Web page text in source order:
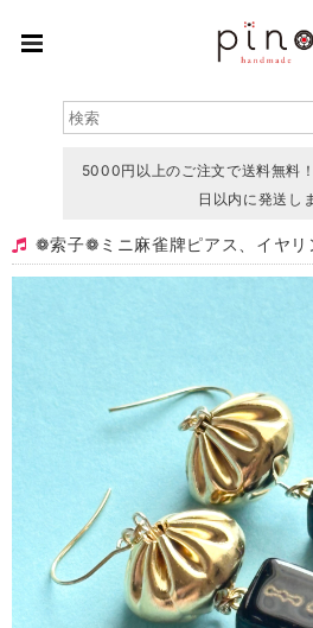
5000円以上のご注文で送料無料
日以内に発送し
❁索子❁ミニ 麻雀牌ピアス、イヤリ